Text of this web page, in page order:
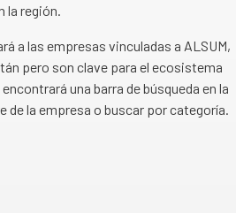
la región.
a las empresas vinculadas a ALSUM,
pero son clave para el ecosistema
una barra de búsqueda en la
de la empresa o buscar por categoría.